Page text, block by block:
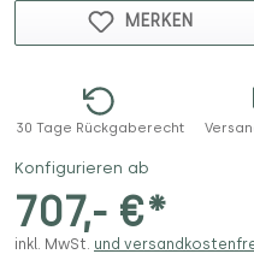
MERKEN
30 Tage Rückgaberecht
Konfigurieren ab
707,- €*
inkl. MwSt. und